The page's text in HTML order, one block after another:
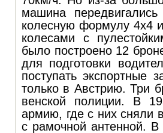
машина
колесную формулу 4х4
колесами с
было построено 12
для подготовки
поступать экспортные
только в Австрию. Три
венской полиции. В
армию, где с них сняли
с рамочной антенной.